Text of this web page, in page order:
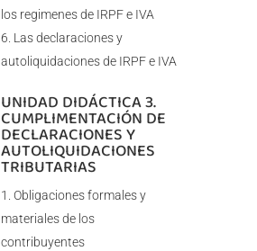
los regimenes de IRPF e IVA
Las declaraciones y
autoliquidaciones de IRPF e IVA
UNIDAD DIDÁCTICA 3.
CUMPLIMENTACIÓN DE
DECLARACIONES Y
AUTOLIQUIDACIONES
TRIBUTARIAS
Obligaciones formales y
materiales de los
contribuyentes